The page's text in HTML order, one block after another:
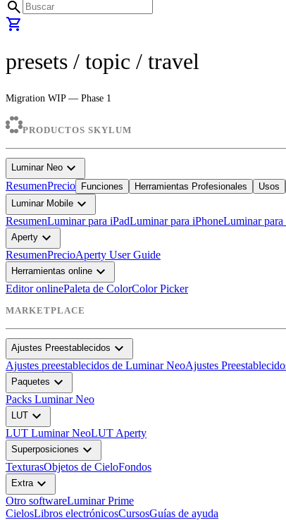
search
shopping_cart
presets / topic / travel
Migration WIP — Phase 1
PRODUCTOS SKYLUM
Luminar Neo expand_more
ResumenPrecio Funciones Herramientas Profesionales Usos
Luminar Mobile expand_more
ResumenLuminar para iPadLuminar para iPhoneLuminar
Aperty expand_more
ResumenPrecioAperty User Guide
Herramientas online expand_more
Editor onlinePaleta de ColorColor Picker
MARKETPLACE
Ajustes Preestablecidos expand_more
Ajustes preestablecidos de Luminar NeoAjustes
Paquetes expand_more
Packs Luminar Neo
LUT expand_more
LUT Luminar NeoLUT Aperty
Superposiciones expand_more
TexturasObjetos de CieloFondos
Extraexpand_more
Otro softwareLuminar Prime
CielosLibros electrónicosCursosGuías de ayuda